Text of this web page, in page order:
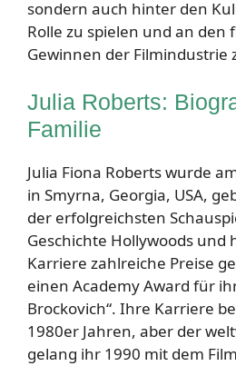
sondern auch hinter den
Rolle zu spielen und an den
Gewinnen der Filmindustrie
Julia Roberts:
Familie
Julia Fiona Roberts wurde
in Smyrna, Georgia, USA,
der erfolgreichsten
Geschichte Hollywoods und
Karriere zahlreiche Preise
einen Academy Award für
Brockovich“. Ihre Karriere
1980er Jahren, aber der
gelang ihr 1990 mit dem